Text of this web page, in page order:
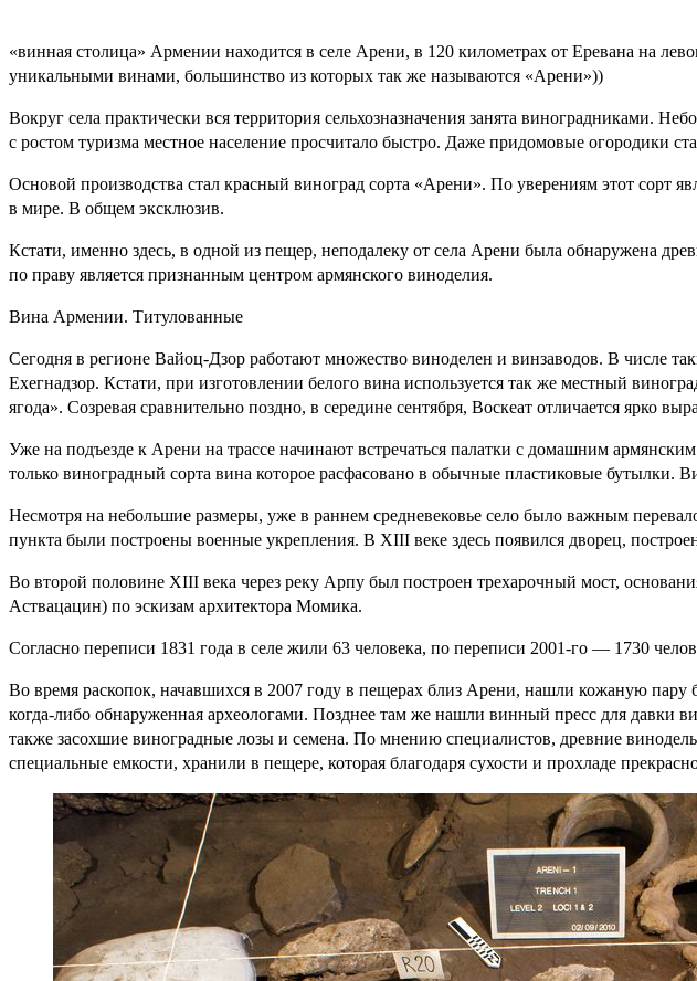
«винная столица» Армении находится в селе Арени, в 120 километрах от Еревана на
уникальными винами, большинство из которых так же называются «Арени»))
Вокруг села практически вся территория сельхозназначения занята виноградниками.
с ростом туризма местное население просчитало быстро. Даже придомовые огородики
Основой производства стал красный виноград сорта «Арени». По уверениям этот сорт
в мире. В общем эксклюзив.
Кстати, именно здесь, в одной из пещер, неподалеку от села Арени была обнаружена
по праву является признанным центром армянского виноделия.
Вина Армении. Титулованные
Сегодня в регионе Вайоц-Дзор работают множество виноделен и винзаводов. В числе
Ехегнадзор. Кстати, при изготовлении белого вина используется так же местный
ягода». Созревая сравнительно поздно, в середине сентября, Воскеат отличается ярко
Уже на подъезде к Арени на трассе начинают встречаться палатки с домашним
только виноградный сорта вина которое расфасовано в обычные пластиковые бутылки.
Несмотря на небольшие размеры, уже в раннем средневековье село было важным
пункта были построены военные укрепления. В XIII веке здесь появился дворец,
Во второй половине XIII века через реку Арпу был построен трехарочный мост,
Аствацацин) по эскизам архитектора Момика.
Согласно переписи 1831 года в селе жили 63 человека, по переписи 2001-го — 1730
Во время раскопок, начавшихся в 2007 году в пещерах близ Арени, нашли кожаную пару
когда-либо обнаруженная археологами. Позднее там же нашли винный пресс для давки
также засохшие виноградные лозы и семена. По мнению специалистов, древние
специальные емкости, хранили в пещере, которая благодаря сухости и прохладе